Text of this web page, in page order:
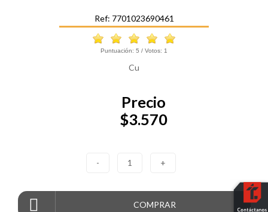
Ref: 7701023690461
Puntuación: 5 / Votos: 1
Cu
Precio
$3.570
- 1 +
COMPRAR